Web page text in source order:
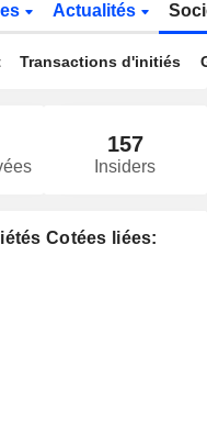
Actualités
Transactions d'initiés
157
Insiders
Cotées liées: